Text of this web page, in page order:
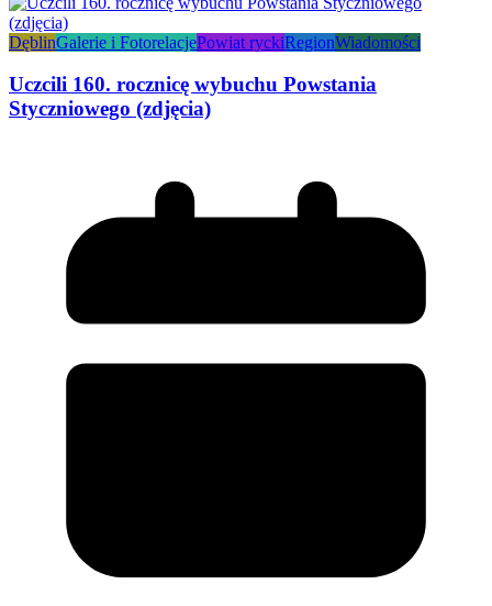
DęblinGalerie i FotorelacjePowiat ryckiRegionWiadomości
Uczcili 160. rocznicę wybuchu Powstania
Styczniowego (zdjęcia)